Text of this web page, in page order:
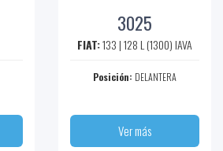
3025
FIAT:133 | 128 L (1300) IAVA
Posición: DELANTERA
Ver más